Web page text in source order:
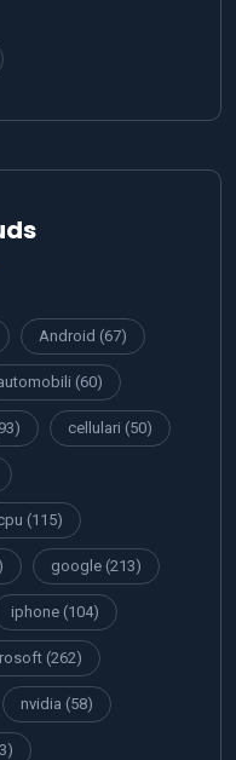
Android (67)
(60)
cellulari (50)
(115)
google (213)
iphone (104)
(262)
nvidia (58)